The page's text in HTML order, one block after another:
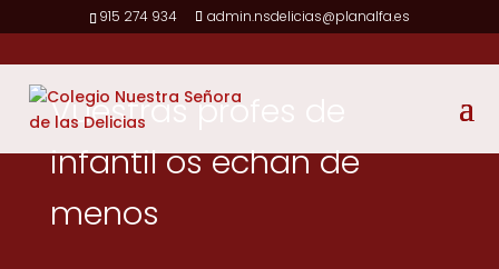
915 274 934 admin.nsdelicias@planalfa.es
Vuestras profes de
infantil os echan de
menos